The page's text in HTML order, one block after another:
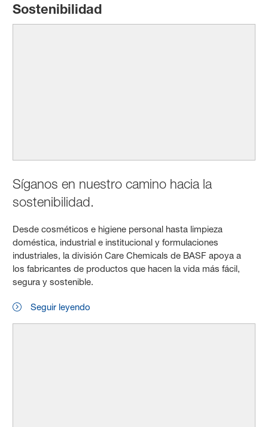
Sostenibilidad
Síganos en nuestro camino hacia la
sostenibilidad.
Desde cosméticos e higiene personal hasta limpieza
doméstica, industrial e institucional y formulaciones
industriales, la división Care Chemicals de BASF apoya a
los fabricantes de productos que hacen la vida más fácil,
segura y sostenible.
Seguir leyendo